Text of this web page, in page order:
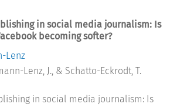
in social media journalism: Is
becoming softer?
Lenz
Lenz, J., & Schatto-Eckrodt, T.
in social media journalism: Is